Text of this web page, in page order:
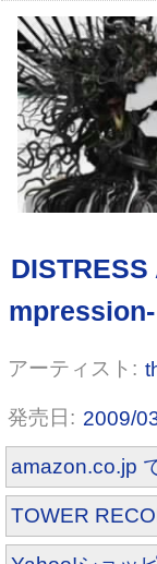
2009/
amazon.co.jp
TOWER
キミノセカイ(
薄紅の欠片